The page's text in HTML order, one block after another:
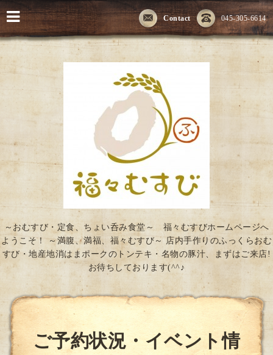
045-305-6614
Contact
～おむすび・定食、ちょい呑み食堂～ 福々むすびホームページへ
ようこそ！ ～満腹、満福、福々むすび～ 店内手作りのふっくらおむ
すび・地産地消はまポークのトンテキ・名物の豚汁、まずはご来店!
お待ちしております(^^♪
ご予約状況・イベント情